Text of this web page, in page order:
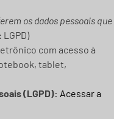
os dados pessoais que
com acesso à
tablet,
(LGPD): Acessar a